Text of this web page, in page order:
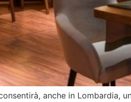
anche in